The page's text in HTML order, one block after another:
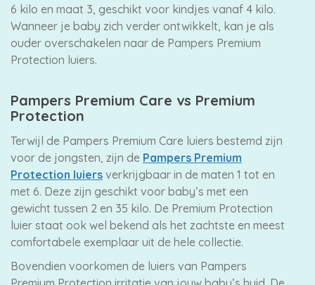
6 kilo en maat 3, geschikt voor kindjes vanaf 4 kilo.
Wanneer je baby zich verder ontwikkelt, kan je als
ouder overschakelen naar de Pampers Premium
Protection luiers.
Pampers Premium Care vs Premium
Protection
Terwijl de Pampers Premium Care luiers bestemd zijn
voor de jongsten, zijn de Pampers Premium
Protection luiers verkrijgbaar in de maten 1 tot en
met 6. Deze zijn geschikt voor baby’s met een
gewicht tussen 2 en 35 kilo. De Premium Protection
luier staat ook wel bekend als het zachtste en meest
comfortabele exemplaar uit de hele collectie.
Bovendien voorkomen de luiers van Pampers